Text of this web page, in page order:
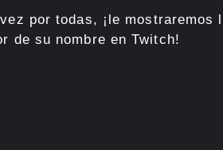
por todas, ¡le mostraremos
de su nombre en Twitch!